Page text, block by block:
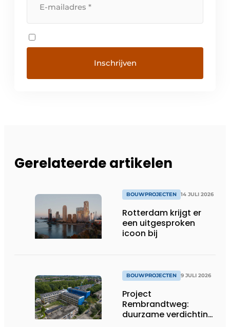
Gerelateerde artikelen
BOUWPROJECTEN 14 JULI 2026
Rotterdam krijgt er
een uitgesproken
icoon bij
BOUWPROJECTEN 9 JULI 2026
Project
Rembrandtweg:
duurzame verdichting